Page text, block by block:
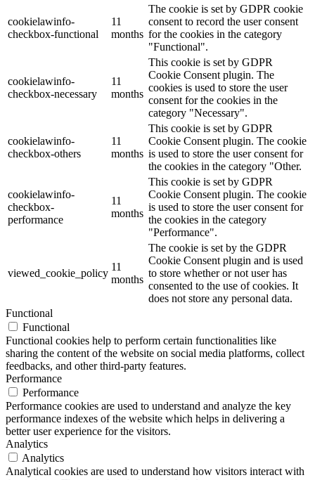
cookielawinfo-
checkbox-functional
11
months
The cookie is set by GDPR cookie
consent to record the user consent
for the cookies in the category
"Functional".
cookielawinfo-
checkbox-necessary
11
months
This cookie is set by GDPR
Cookie Consent plugin. The
cookies is used to store the user
consent for the cookies in the
category "Necessary".
cookielawinfo-
checkbox-others
11
months
This cookie is set by GDPR
Cookie Consent plugin. The cookie
is used to store the user consent for
the cookies in the category "Other.
cookielawinfo-
checkbox-
performance
11
months
This cookie is set by GDPR
Cookie Consent plugin. The cookie
is used to store the user consent for
the cookies in the category
"Performance".
viewed_cookie_policy
11
months
The cookie is set by the GDPR
Cookie Consent plugin and is used
to store whether or not user has
consented to the use of cookies. It
does not store any personal data.
Functional
Functional
Functional cookies help to perform certain functionalities like
sharing the content of the website on social media platforms, collect
feedbacks, and other third-party features.
Performance
Performance
Performance cookies are used to understand and analyze the key
performance indexes of the website which helps in delivering a
better user experience for the visitors.
Analytics
Analytics
Analytical cookies are used to understand how visitors interact with